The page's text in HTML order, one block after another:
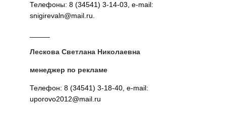
Телефоны: 8 (34541) 3-14-03, e-mail:
snigirevaln@mail.ru.
Лескова Светлана Николаевна
менеджер по рекламе
Телефон: 8 (34541) 3-18-40, e-mail:
uporovo2012@mail.ru